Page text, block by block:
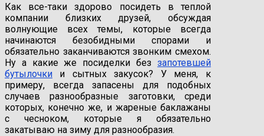
Как все-таки здорово посидеть в теплой
компании близких друзей, обсуждая
волнующие всех темы, которые всегда
начинаются безобидными спорами и
обязательно заканчиваются звонким смехом.
Ну а какие же посиделки без запотевшей
бутылочки и сытных закусок? У меня, к
примеру, всегда запасены для подобных
случаев разнообразные заготовки, среди
которых, конечно же, и жареные баклажаны
с чесноком, которые я обязательно
закатываю на зиму для разнообразия.